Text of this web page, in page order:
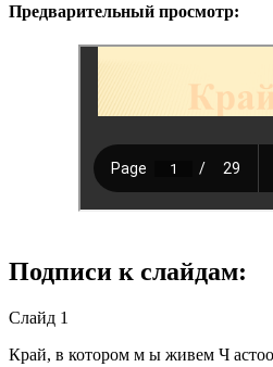
Предварительный просмотр:
Подписи к слайдам:
Слайд 1
Край, в котором м ы живем Ч